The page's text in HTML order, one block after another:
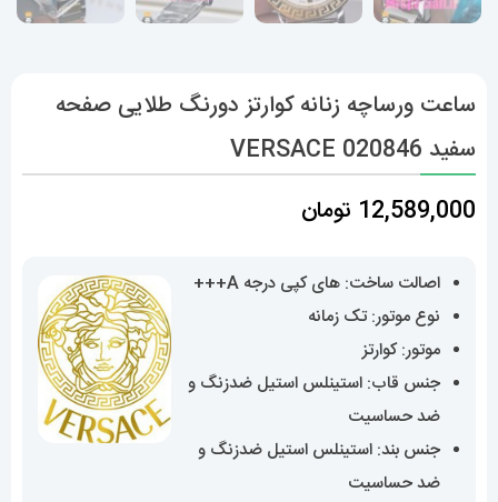
ساعت ورساچه زنانه کوارتز دورنگ طلایی صفحه
سفید 020846 VERSACE
12,589,000 تومان
اصالت ساخت: های کپی درجه A+++
نوع موتور: تک زمانه
موتور: کوارتز
جنس قاب: استینلس استیل ضدزنگ و
ضد حساسیت
جنس بند: استینلس استیل ضدزنگ و
ضد حساسیت